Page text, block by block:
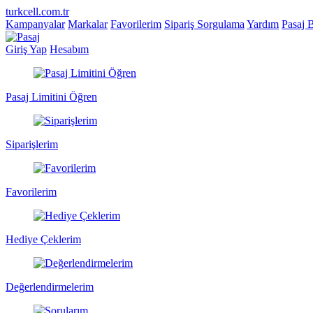
turkcell.com.tr
Kampanyalar Markalar Favorilerim Sipariş Sorgulama Yardım Pasaj
Giriş Yap Hesabım
Pasaj Limitini Öğren
Siparişlerim
Favorilerim
Hediye Çeklerim
Değerlendirmelerim